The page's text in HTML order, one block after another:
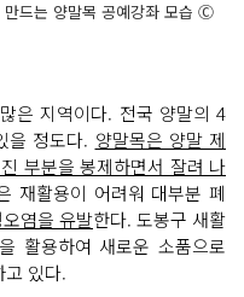
만드는 양말목 공예강좌 모습 Ⓒ
은 지역이다. 전국 양말의 4
을 정도다. 양말목은 양말 제
부분을 봉제하면서 잘려 나
재활용이 어려워 대부분 폐
염을 유발한다. 도봉구 새활
활용하여 새로운 소품으로
고 있다.